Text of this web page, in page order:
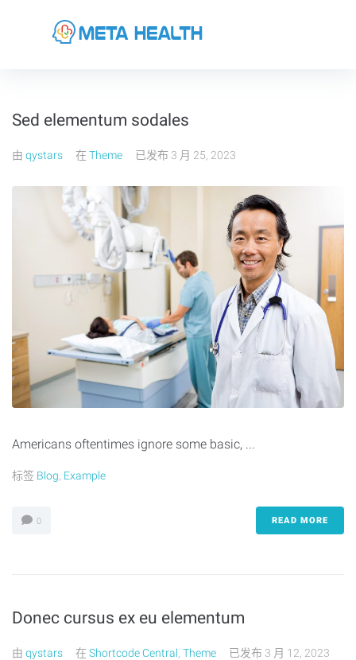
Sed elementum sodales
由 qystars 在 Theme 已发布 3 月 25, 2023
Americans oftentimes ignore some basic, ...
标签 Blog Example
0 READ MORE
Donec cursus ex eu elementum
由 qystars 在 Shortcode Central Theme 已发布 3 月 12, 2023